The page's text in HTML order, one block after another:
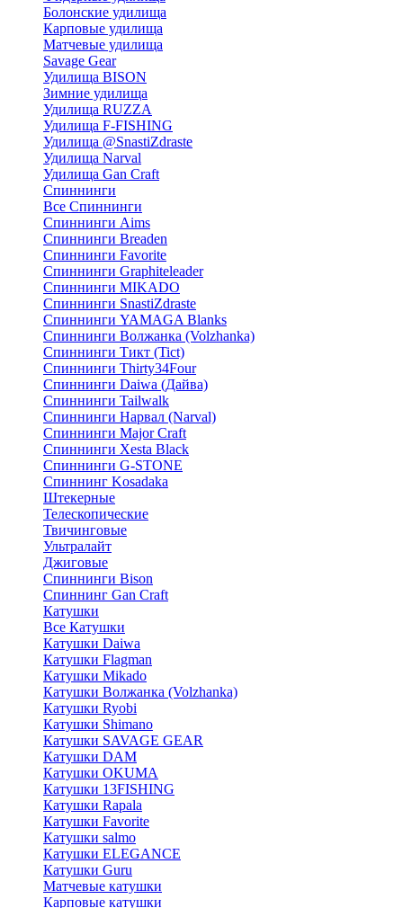
Болонские удилища
Карповые удилища
Матчевые удилища
Savage Gear
Удилища BISON
Зимние удилища
Удилища RUZZA
Удилища F-FISHING
Удилища @SnastiZdraste
Удилища Narval
Удилища Gan Craft
Спиннинги
Все Спиннинги
Спиннинги Aims
Спиннинги Breaden
Спиннинги Favorite
Спиннинги Graphiteleader
Спиннинги MIKADO
Спиннинги SnastiZdraste
Спиннинги YAMAGA Blanks
Спиннинги Волжанка (Volzhanka)
Спиннинги Тикт (Tict)
Спиннинги Thirty34Four
Спиннинги Daiwa (Дайва)
Спиннинги Tailwalk
Спиннинги Нарвал (Narval)
Спиннинги Major Craft
Спиннинги Xesta Black
Спиннинги G-STONE
Спиннинг Kosadaka
Штекерные
Телескопические
Твичинговые
Ультралайт
Джиговые
Спиннинги Bison
Спиннинг Gan Craft
Катушки
Все Катушки
Катушки Daiwa
Катушки Flagman
Катушки Mikado
Катушки Волжанка (Volzhanka)
Катушки Ryobi
Катушки Shimano
Катушки SAVAGE GEAR
Катушки DAM
Катушки OKUMA
Катушки 13FISHING
Катушки Rapala
Катушки Favorite
Катушки salmo
Катушки ELEGANCE
Катушки Guru
Матчевые катушки
Карповые катушки